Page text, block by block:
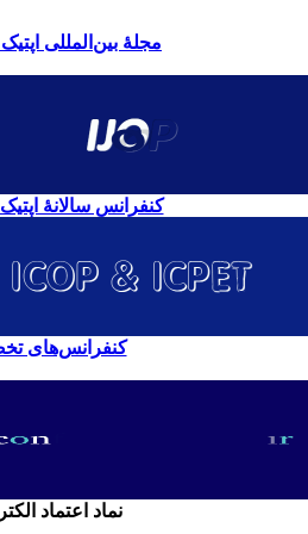
مجلۀ بین‌المللی اپتیک
کنفرانس سالانۀ اپتیک
کنفرانس‌های
نماد اعتماد